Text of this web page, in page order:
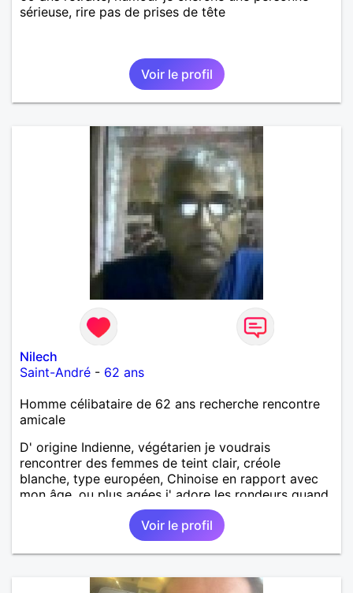
sérieuse, rire pas de prises de tête
Voir le profil
Nilech
Saint-André - 62 ans
Homme célibataire de 62 ans recherche rencontre
amicale
D' origine Indienne, végétarien je voudrais
rencontrer des femmes de teint clair, créole
blanche, type européen, Chinoise en rapport avec
mon âge, ou plus agées j' adore les rondeurs quand
elles sont mises en valeur,pour aventure suivie, se
voir chez moi, se voir régulièrement si on le désire
tous les deux, une relation simple, sans engagement
le temps qu' on le souhaite
Voir le profil